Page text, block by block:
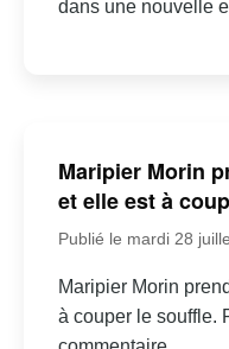
dans une nouvelle
Maripier Morin
et elle est à
Publié le mardi 28
Maripier Morin
à couper le souffle.